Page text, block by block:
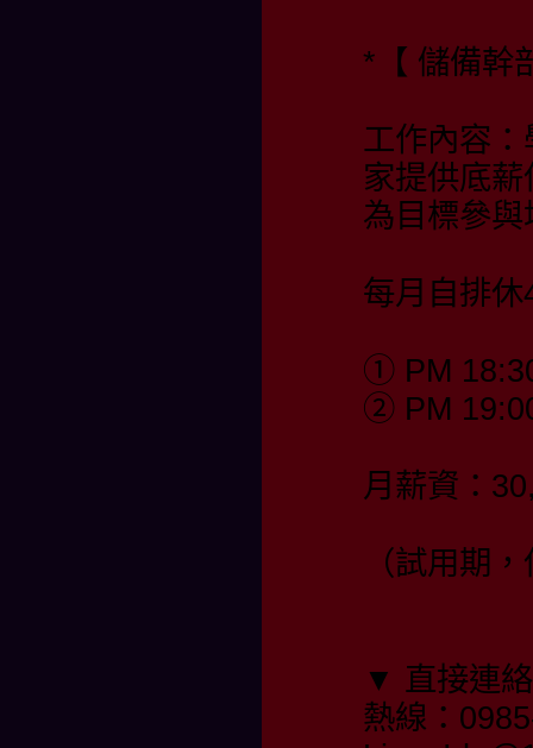
*【 儲備幹
工作內容
家提供底
為目標參與
每月自排休
① PM
② PM
月薪資：
（試用期
▼ 直接連
熱線：